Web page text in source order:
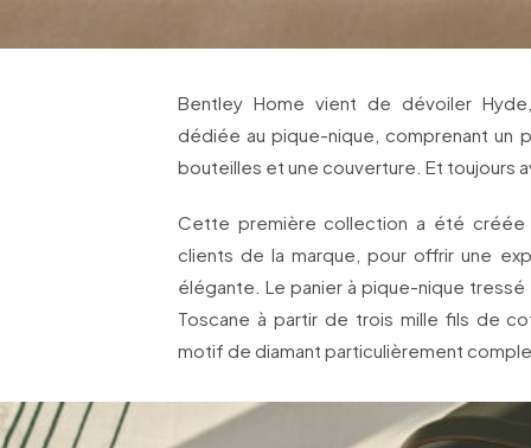
Bentley Home vient de dévoiler
dédiée au pique-nique, comprenant un
bouteilles et une couverture. Et toujours
Cette première collection a été créée
clients de la marque, pour offrir une
élégante. Le panier à pique-nique
Toscane à partir de trois mille fils de
motif de diamant particulièrement